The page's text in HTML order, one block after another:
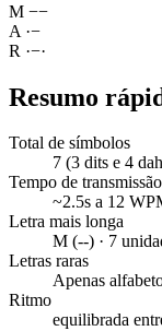
M −−
A ·−
R ·−·
Resumo
Total de símbolos
7 (3 dits e 4
Tempo de transmissão
~2.5s a 12
Letra mais longa
M (--) · 7
Letras raras
Apenas
Ritmo
equilibrada